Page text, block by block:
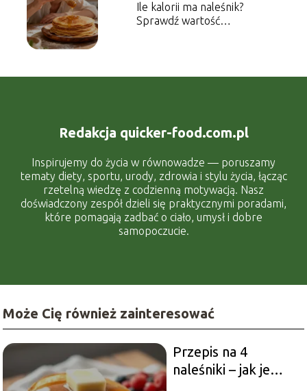
Ile kalorii ma naleśnik?
Sprawdź wartość
Redakcja quicker-food.com.pl
Inspirujemy do życia w równowadze — poruszamy
tematy diety, sportu, urody, zdrowia i stylu życia, łącząc
rzetelną wiedzę z codzienną motywacją. Nasz
doświadczony zespół dzieli się praktycznymi poradami,
które pomagają zadbać o ciało, umysł i dobre
samopoczucie.
Może Cię również zainteresować
Przepis na 4
naleśniki – jak je